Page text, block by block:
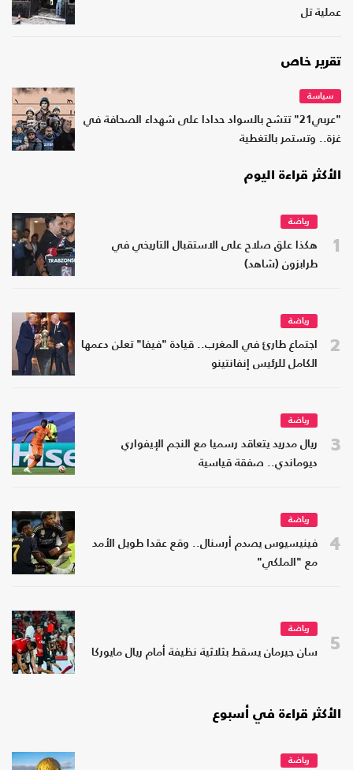
عملية تل
تقرير خاص
سياسة
"عربي21" تتشح بالسواد حدادا على شهداء الصحافة في
غزة.. وتستمر بالتغطية
الأكثر قراءة اليوم
1
رياضة
هكذا علق صلاح على الاستقبال التاريخي في
طرابزون (شاهد)
2
رياضة
اجتماع طارئ في المغرب.. قيادة "فيفا" تعلن دعمها
الكامل للرئيس إنفانتينو
3
رياضة
ريال مدريد يتعاقد رسميا مع النجم الإيفواري
ديوماندي.. صفقة قياسية
4
رياضة
فينيسيوس يصدم أرسنال.. وقع عقدا طويل الأمد
مع "الملكي"
5
رياضة
سان جيرمان يسقط بثلاثية نظيفة أمام ريال مايوركا
الأكثر قراءة في أسبوع
رياضة